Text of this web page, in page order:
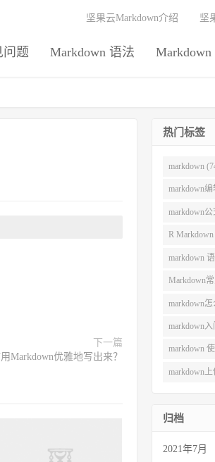
问题 Markdown 语法 Markdown
坚果云Markdown介绍 坚
下一篇
Markdown优雅地写出来？
热门标签
markdown
markdown
(212)
markdown公
(101)
R
markdown
(62)
Markdown常
题 (54)
markdown
用 (49)
markdown
程 (40)
markdown
程 (30)
markdown上
归档
2021年7月